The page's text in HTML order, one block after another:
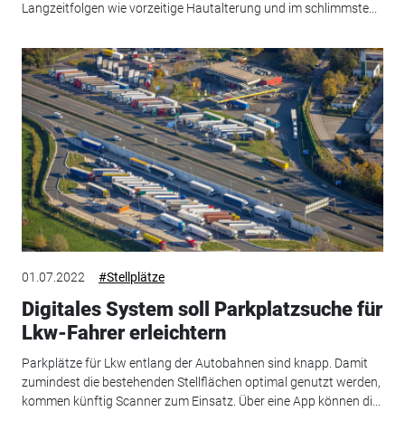
Langzeitfolgen wie vorzeitige Hautalterung und im schlimmste...
01.07.2022 #Stellplätze
Digitales System soll Parkplatzsuche für
Lkw-Fahrer erleichtern
Parkplätze für Lkw entlang der Autobahnen sind knapp. Damit
zumindest die bestehenden Stellflächen optimal genutzt werden,
kommen künftig Scanner zum Einsatz. Über eine App können di...